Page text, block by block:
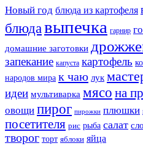
Новый год блюда из картофеля
блюдавыпечка гарнир
домашние заготовки
запекание капуста картофель
народов мира к чаю лук
идеи мультиварка мясо на
овощи пирог пирожки плюшки
посетителя рис рыба салат
творог торт яблоки яйца